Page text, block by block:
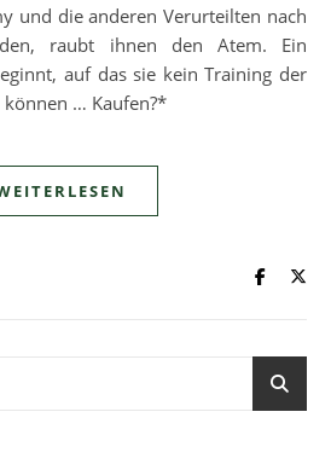
und die anderen Verurteilten nach
raubt ihnen den Atem. Ein
auf das sie kein Training der
… Kaufen?*